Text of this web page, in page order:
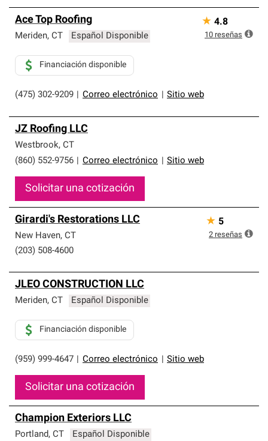
Ace Top Roofing
Meriden, CT Español Disponible
(475) 302-9209 Correo electrónico Sitio web
Financiación disponible
★ 4.8
10 reseñas
JZ Roofing LLC
Westbrook, CT
(860) 552-9756
Correo electrónico Sitio web
Solicitar una cotización
Girardi's Restorations LLC
New Haven, CT
(203) 508-4600
★ 5
2 reseñas
JLEO CONSTRUCTION LLC
Meriden, CT Español Disponible
(959) 999-4647 Correo electrónico Sitio web
Financiación disponible
Solicitar una cotización
Champion Exteriors LLC
Portland, CT Español Disponible